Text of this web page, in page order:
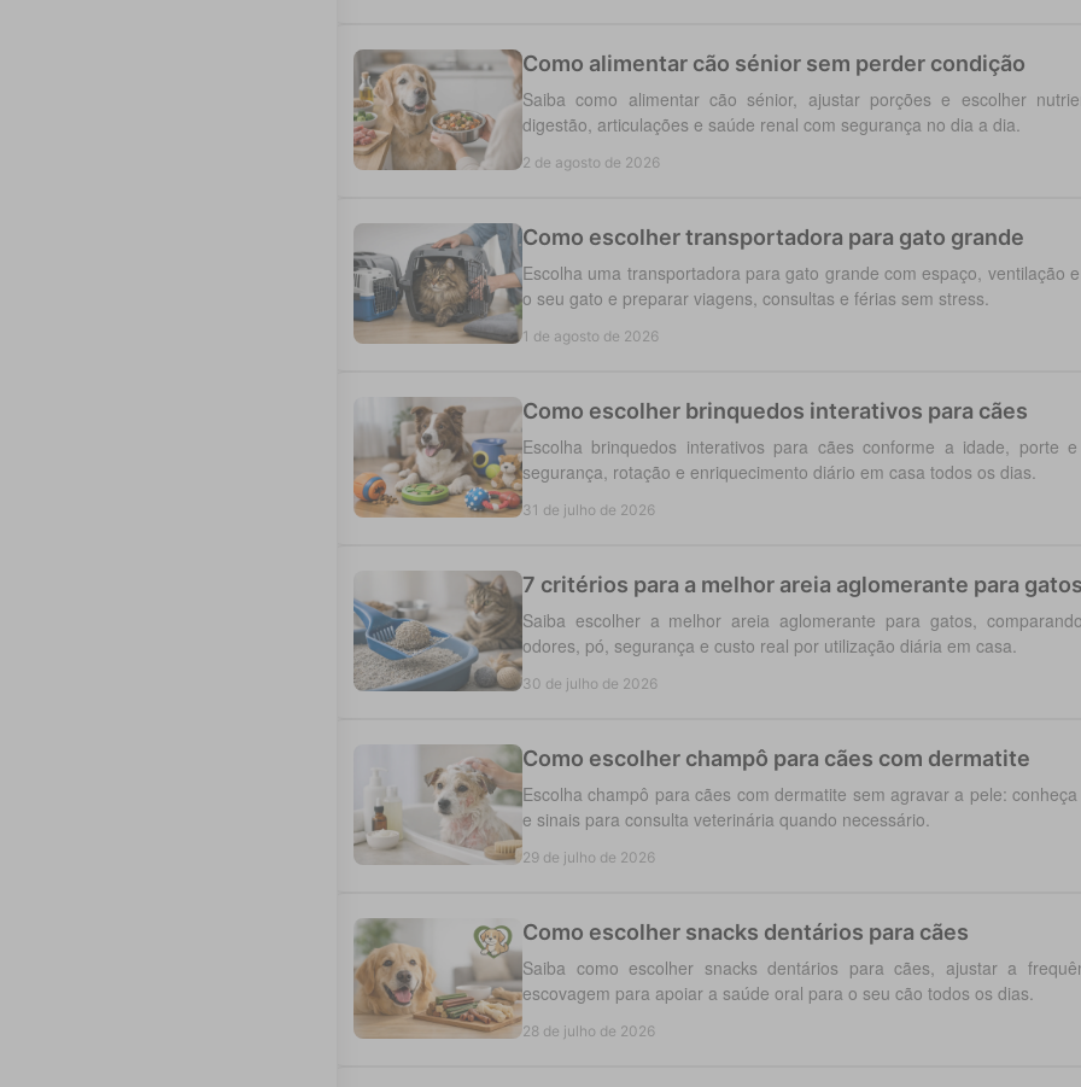
Como alimentar cão sénior sem perder condição
Saiba como alimentar cão sénior, ajustar porções e escolher
digestão, articulações e saúde renal com segurança no dia a dia.
2 de agosto de 2026
Como escolher transportadora para gato grande
Escolha uma transportadora para gato grande com espaço, ventilação
o seu gato e preparar viagens, consultas e férias sem stress.
1 de agosto de 2026
Como escolher brinquedos interativos para cães
Escolha brinquedos interativos para cães conforme a idade, porte
segurança, rotação e enriquecimento diário em casa todos os dias.
31 de julho de 2026
7 critérios para a melhor areia aglomerante para gatos
Saiba escolher a melhor areia aglomerante para gatos,
odores, pó, segurança e custo real por utilização diária em casa.
30 de julho de 2026
Como escolher champô para cães com dermatite
Escolha champô para cães com dermatite sem agravar a pele:
e sinais para consulta veterinária quando necessário.
29 de julho de 2026
Como escolher snacks dentários para cães
Saiba como escolher snacks dentários para cães, ajustar a
escovagem para apoiar a saúde oral para o seu cão todos os dias.
28 de julho de 2026